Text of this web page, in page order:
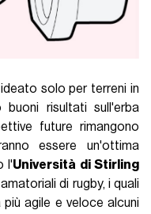
solo per terreni in
risultati sull'erba
future rimangono
essere un'ottima
l'Università di Stirling
di rugby, i quali
agile e veloce alcuni